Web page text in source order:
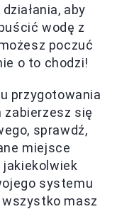
aby
wodę z
poczuć
o to chodzi!
przygotowania
zabierzesz się
sprawdź,
miejsce
jakiekolwiek
systemu
wszystko masz